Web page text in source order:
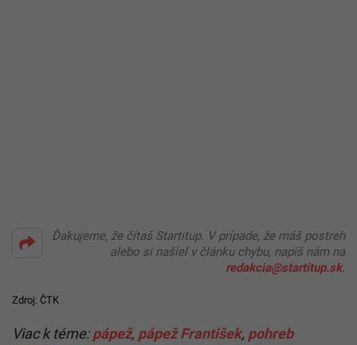
Ďakujeme, že čítaš Startitup. V prípade, že máš postreh
alebo si našiel v článku chybu, napíš nám na
redakcia@startitup.sk.
Zdroj: ČTK
Viac k téme:pápež, pápež František, pohreb